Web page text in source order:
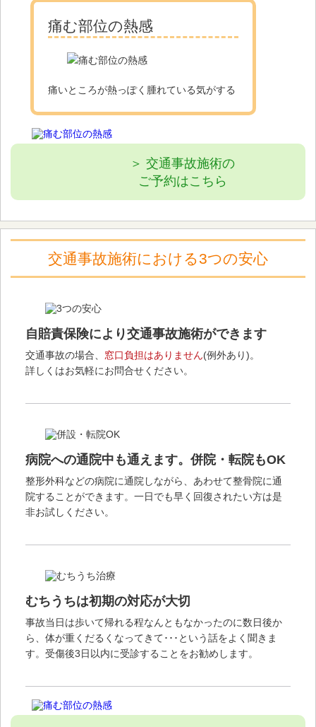
痛む部位の熱感
痛いところが熱っぽく腫れている気がする
＞ 交通事故施術の
ご予約はこちら
交通事故施術における3つの安⼼
自賠責保険により交通事故施術ができます
交通事故の場合、 窓口負担はありません(例外あり)。
詳しくはお気軽にお問合せください。
病院への通院中も通えます。併院・転院もOK
整形外科などの病院に通院しながら、あわせて整骨院に通
院することができます。一日でも早く回復されたい方は是
非お試しください。
むちうちは初期の対応が大切
事故当日は歩いて帰れる程なんともなかったのに数日後か
ら、体が重くだるくなってきて･･･という話をよく聞きま
す。受傷後3日以内に受診することをお勧めします。